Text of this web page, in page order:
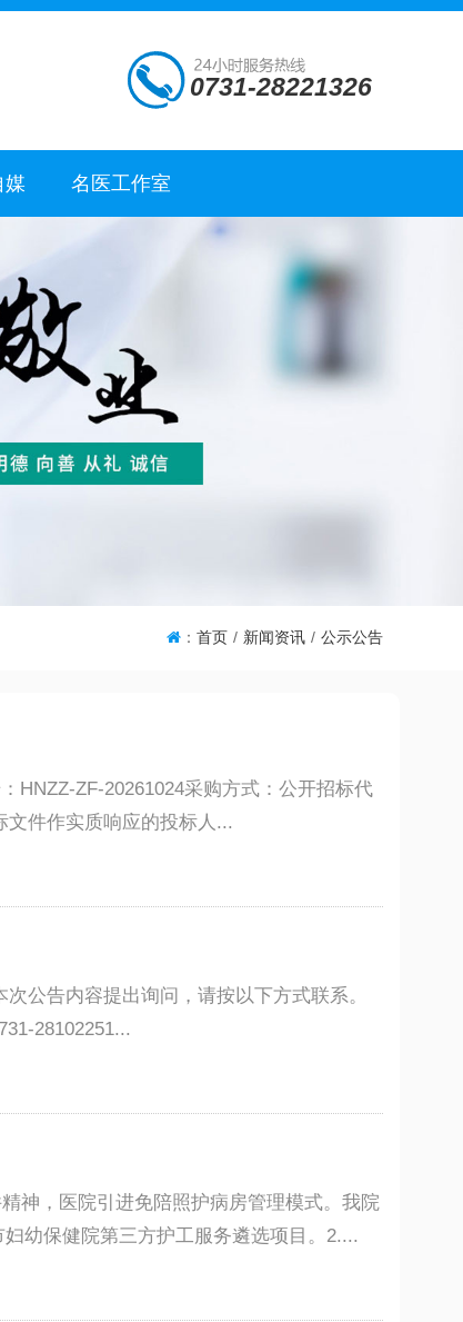
0731-28221326
媒 名医工作室
： 首页 / 新闻资讯 / 公示公告
HNZZ-ZF-20261024采购方式：公开招标代
件作实质响应的投标人...
公告内容提出询问，请按以下方式联系。
28102251...
神，医院引进免陪照护病房管理模式。我院
幼保健院第三方护工服务遴选项目。2....